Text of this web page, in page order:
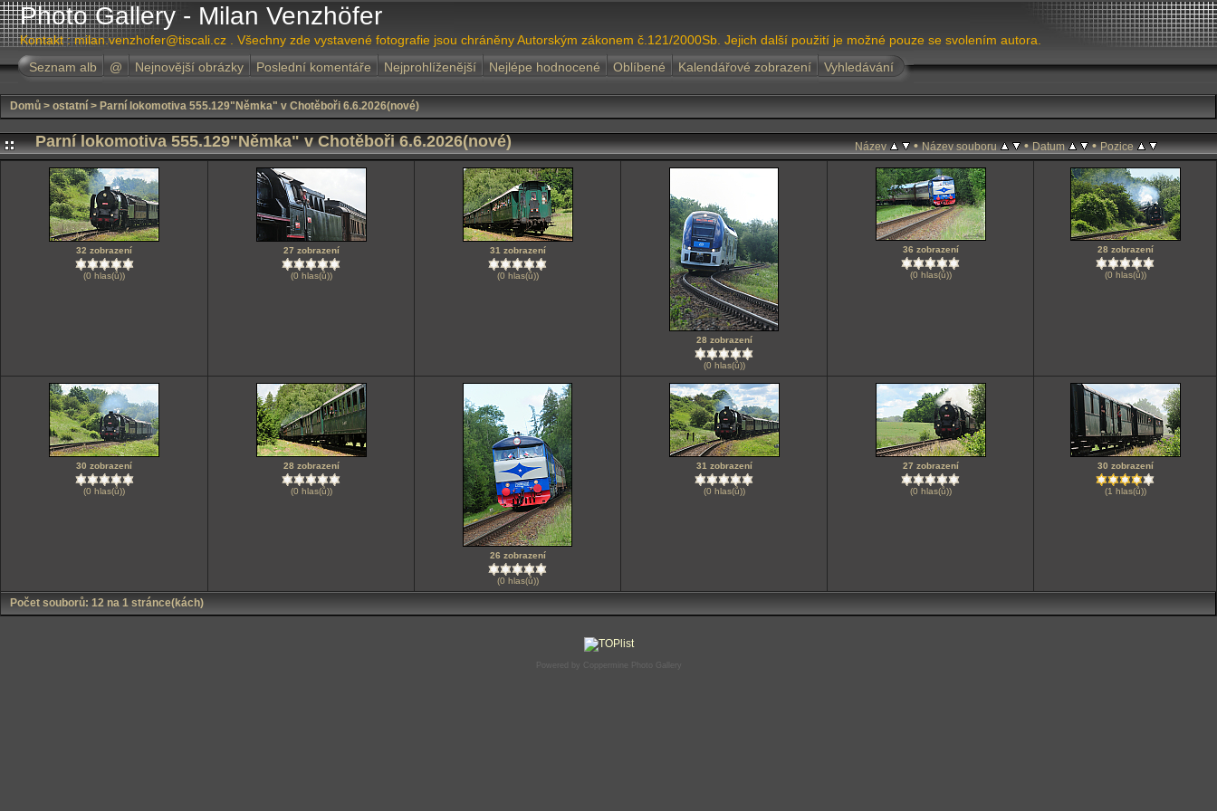
Photo Gallery - Milan Venzhöfer
Kontakt : milan.venzhofer@tiscali.cz . Všechny zde vystavené fotografie jsou chráněny Autorským zákonem č.121/2000Sb. Jejich další použití je možné pouze se svolením autora.
Seznam alb
@ Nejnovější obrázky Poslední komentáře Nejprohlíženější Nejlépe hodnocené Oblíbené Kalendářové zobrazení Vyhledávání
Domů > ostatní > Parní lokomotiva 555.129"Němka" v Chotěboři 6.6.2026(nové)
Parní lokomotiva 555.129"Němka" v Chotěboři 6.6.2026(nové) Název •Název souboru •Datum •Pozice
32 zobrazení
(0 hlas(ů))
27 zobrazení
(0 hlas(ů))
31 zobrazení
(0 hlas(ů))
28 zobrazení
(0 hlas(ů))
36 zobrazení
(0 hlas(ů))
28 zobrazení
(0 hlas(ů))
30 zobrazení
(0 hlas(ů))
28 zobrazení
(0 hlas(ů))
26 zobrazení
(0 hlas(ů))
31 zobrazení
(0 hlas(ů))
27 zobrazení
(0 hlas(ů))
30 zobrazení
(1 hlas(ů))
Počet souborů: 12 na 1 stránce(kách)